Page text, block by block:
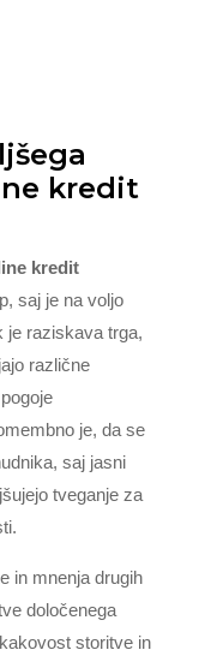
kredit
kredit
saj je na voljo
je raziskava trga,
različne
je, da se
saj jasni
tveganje za
in mnenja drugih
določenega
storitve in